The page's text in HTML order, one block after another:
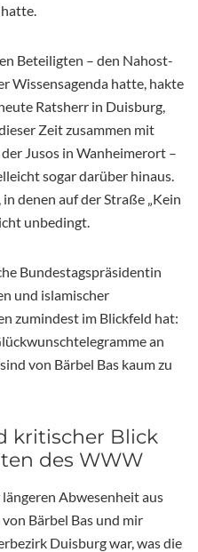
Beteiligten – den Nahost-
Wissensagenda hatte, hakte
heute Ratsherr in Duisburg,
Zeit zusammen mit
Jusos in Wanheimerort –
sogar darüber hinaus.
denen auf der Straße „Kein
unbedingt.
Bundestagspräsidentin
und islamischer
zumindest im Blickfeld hat:
an
von Bärbel Bas kaum zu
kritischer Blick
des WWW
längeren Abwesenheit aus
Bärbel Bas und mir
Duisburg war, was die